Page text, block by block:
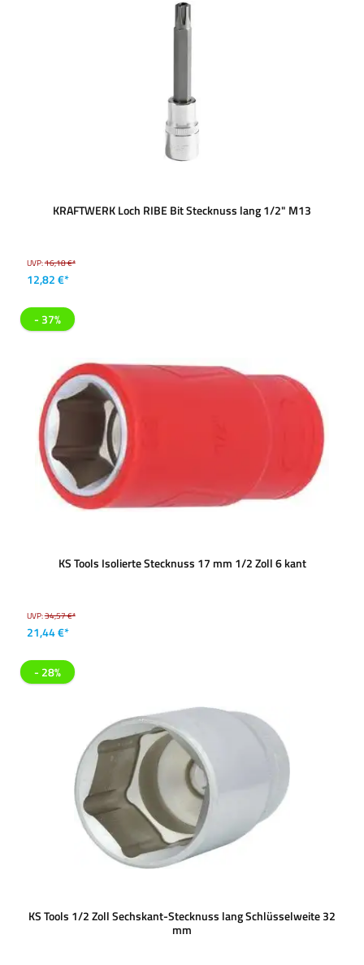
KRAFTWERK Loch RIBE Bit Stecknuss lang 1/2" M13
UVP:16,18 €*
12,82 €*
- 37%
KS Tools Isolierte Stecknuss 17 mm 1/2 Zoll 6 kant
UVP:34,57 €*
21,44 €*
- 28%
KS Tools 1/2 Zoll Sechskant-Stecknuss lang Schlüsselweite 32
mm